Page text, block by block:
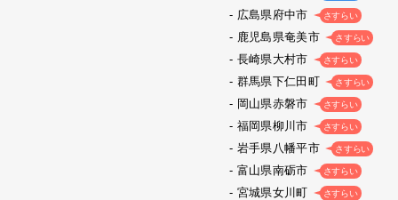
広島県府中市 さすらい
鹿児島県奄美市 さすらい
長崎県大村市 さすらい
群馬県下仁田町 さすらい
岡山県赤磐市 さすらい
福岡県柳川市 さすらい
岩手県八幡平市 さすらい
富山県南砺市 さすらい
宮城県女川町 さすらい